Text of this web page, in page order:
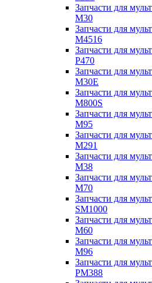
Запчасти для
M30
Запчасти для
M4516
Запчасти для
P470
Запчасти для
M30E
Запчасти для
M800S
Запчасти для
M95
Запчасти для
M291
Запчасти для
M38
Запчасти для
M70
Запчасти для
SM1000
Запчасти для
M60
Запчасти для
M96
Запчасти для
PM388